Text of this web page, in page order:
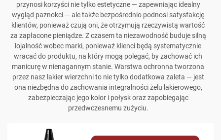
przynosi korzyści nie tylko estetyczne — zapewniając idealny
wygląd paznokci — ale także bezpośrednio podnosi satysfakcję
klientów, ponieważ czują oni, że otrzymują rzeczywistą wartość
za zapłacone pieniądze. Z czasem ta niezawodność buduje silną
lojalność wobec marki, ponieważ klienci będą systematycznie
wracać do produktu, na który mogą polegać, by zachować ich
manicurę w nienagannym stanie. Warstwa ochronna tworzona
przez nasz lakier wierzchni to nie tylko dodatkowa zaleta — jest
ona niezbędna do zachowania integralności żelu lakierowego,
zabezpieczając jego kolor i połysk oraz zapobiegając
przedwczesnemu zużyciu.